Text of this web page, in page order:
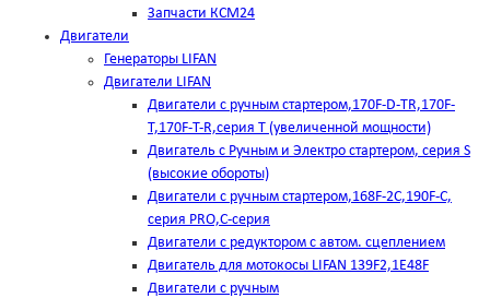
Запчасти КСМ24
Двигатели
Генераторы LIFAN
Двигатели LIFAN
Двигатели с ручным стартером,170F-D-TR,170F-
T,170F-T-R,серия Т (увеличенной мощности)
Двигатель с Ручным и Электро стартером, серия S
(высокие обороты)
Двигатели с ручным стартером,168F-2C,190F-C,
серия PRO,C-серия
Двигатели с редуктором с автом. сцеплением
Двигатель для мотокосы LIFAN 139F2,1E48F
Двигатели с ручным